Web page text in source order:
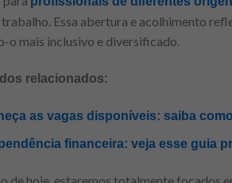
Essa abertura e acolhimento
o mais inclusivo e diversificado.
relacionados:
as vagas disponíveis: saiba
financeira: veja esse guia